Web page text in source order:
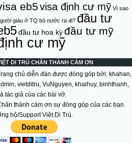
eb5visa định cư mỹ Vì sao
giàu ở TQ bỏ nước ra đi? đầu tư
đầu tư hoa kỳđầu tư mỹ
cư mỹ
DI TRÚ CHÂN THÀNH CẢM ƠN
chủ diễn đàn được đóng góp bởi: khahan,
vietditru, VuNguyen, khaihuy, binhthanh,
tác giả của các bài vở.
thành cám ơn sự đóng góp của các bạn.
hộ/Support Việt Di Trú.